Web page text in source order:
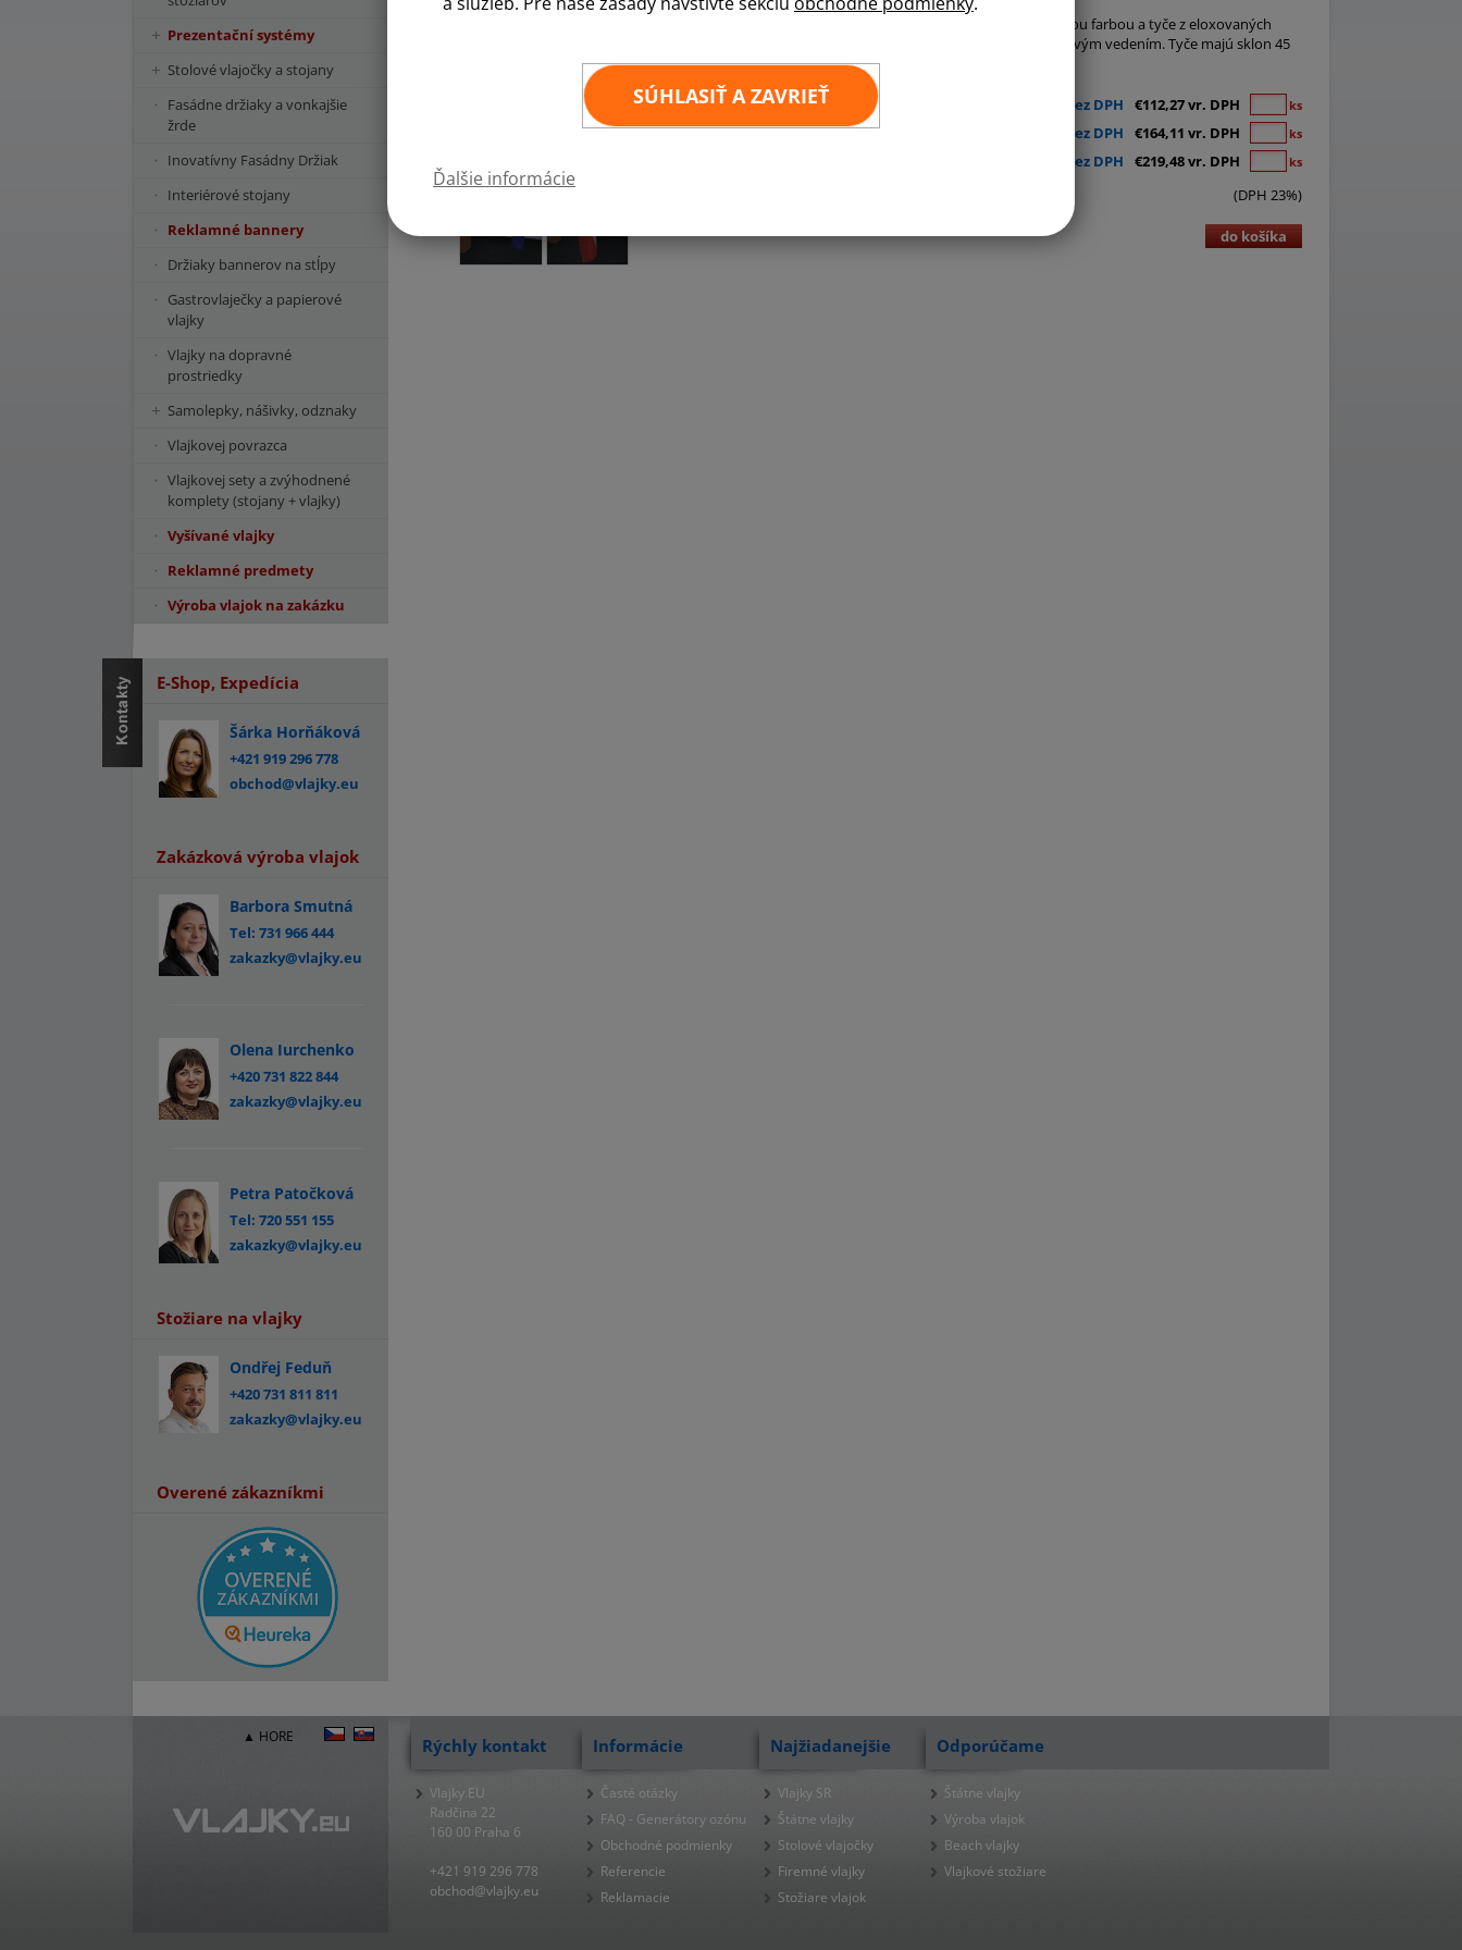
SÚHLASIŤ A ZAVRIEŤ
Ďalšie informácie
Komplet sa skladá z oceľového držiaka opatreného komaxitovou farbou a tyče z eloxovaných
hliníkových trubiek, zakončených plastovou krytkou s povrazovým vedením. Tyče majú sklon 45
stupňov. Priemer tyče je 30 mm a dĺžky 170 cm.
Jednoramenný €91,28 bez DPH €112,27 vr. DPH ks
€133,42 bez DPH €164,11 vr. DPH ks
€178,44 bez DPH €219,48 vr. DPH ks
(DPH 23%)
do košíka
Prezentační systémy
Stolové vlajočky a stojany
Fasádne držiaky a vonkajšie
žrde
Inovatívny Fasádny Držiak
Interiérové stojany
Reklamné bannery
Držiaky bannerov na stĺpy
Gastrovlaječky a papierové
vlajky
Vlajky na dopravné
prostriedky
Samolepky, nášivky, odznaky
Vlajkovej povrazca
Vlajkovej sety a zvýhodnené
komplety (stojany + vlajky)
Vyšívané vlajky
Reklamné predmety
Výroba vlajok na zakázku
E-Shop, Expedícia
Šárka Horňáková
+421 919 296 778
obchod@vlajky.eu
Zakázková výroba vlajok
Barbora Smutná
Tel: 731 966 444
zakazky@vlajky.eu
Olena Iurchenko
+420 731 822 844
zakazky@vlajky.eu
Petra Patočková
Tel: 720 551 155
zakazky@vlajky.eu
Stožiare na vlajky
Ondřej Feduň
+420 731 811 811
zakazky@vlajky.eu
Overené zákazníkmi
▲ HORE Rýchly kontakt
Vlajky.EU
Radčina 22
160 00 Praha 6
+421 919 296 778
obchod@vlajky.eu
Informácie
Časté otázky
FAQ - Generátory ozónu
Obchodné podmienky
Referencie
Reklamacie
Najžiadanejšie
Vlajky SR
Štátne vlajky
Stolové vlajočky
Firemné vlajky
Stožiare vlajok
Odporúčame
Štátne vlajky
Výroba vlajok
Beach vlajky
Vlajkové stožiare